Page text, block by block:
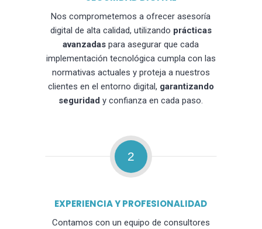
Nos comprometemos a ofrecer asesoría
digital de alta calidad, utilizando prácticas
avanzadas para asegurar que cada
implementación tecnológica cumpla con las
normativas actuales y proteja a nuestros
clientes en el entorno digital, garantizando
seguridad y confianza en cada paso.
2
EXPERIENCIA Y PROFESIONALIDAD
Contamos con un equipo de consultores